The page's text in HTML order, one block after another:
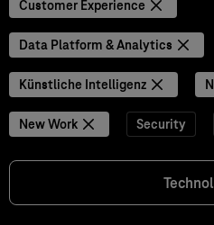
Customer Experience
Data Platform & Analytics
Künstliche Intelligenz
New Work Security